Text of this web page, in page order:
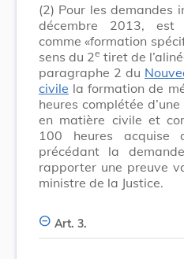
(2) Pour les demandes
décembre 2013, est
comme «formation
sens du 2e tiret de
paragraphe 2 du
civile la formation de
heures complétée
en matière civile et
100 heures acquise
précédant la
rapporter une preuve
ministre de la Justice.
Art. 3.